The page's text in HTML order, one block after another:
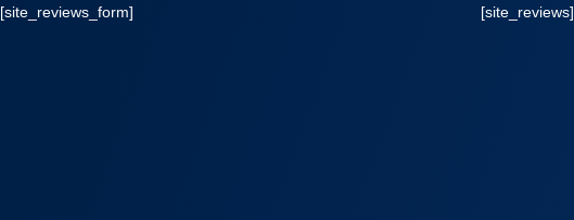
[site_reviews_form] [site_reviews]